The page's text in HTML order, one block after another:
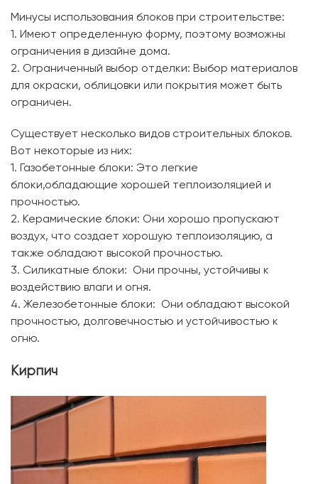
Минусы использования блоков при строительстве:
1. Имеют определенную форму, поэтому возможны
ограничения в дизайне дома.
2. Ограниченный выбор отделки: Выбор материалов
для окраски, облицовки или покрытия может быть
ограничен.
Существует несколько видов строительных блоков.
Вот некоторые из них:
1. Газобетонные блоки: Это легкие
блоки,обладающие хорошей теплоизоляцией и
прочностью.
2. Керамические блоки: Они хорошо пропускают
воздух, что создает хорошую теплоизоляцию, а
также обладают высокой прочностью.
3. Силикатные блоки: Они прочны, устойчивы к
воздействию влаги и огня.
4. Железобетонные блоки: Они обладают высокой
прочностью, долговечностью и устойчивостью к
огню.
Кирпич